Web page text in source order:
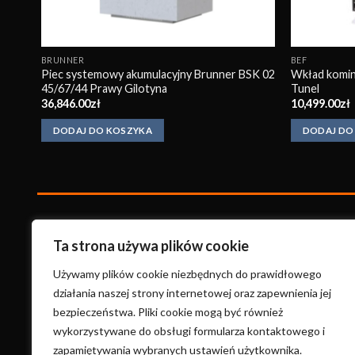
Ta strona używa plików cookie
Używamy plików cookie niezbędnych do prawidłowego
działania naszej strony internetowej oraz zapewnienia jej
bezpieczeństwa. Pliki cookie mogą być również
wykorzystywane do obsługi formularza kontaktowego i
zapamiętywania wybranych ustawień użytkownika.
BRUNNER
Piec systemowy akumulacyjny Brunner BSK 02
45/67/44 Prawy Gilotyna
36,846.00zł
DODAJ DO KOSZYKA
BEF
Wkład
Tunel
10,499.00zł
DODAJ
KonradKominki
ul. Wysoka 17A
58-400 Kamienna Góra
+48 660 691 557
konradkominki@gmail.com